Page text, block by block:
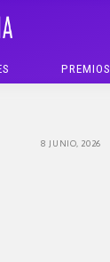
PREMIOS
8 JUNIO, 2026